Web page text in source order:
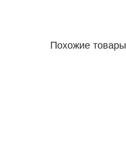
Похожие товары